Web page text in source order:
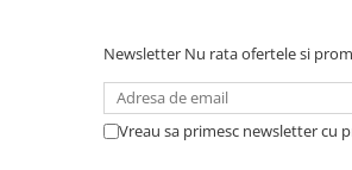
Accesorii butuci
Newsletter Nu rata ofertele si
Vreau sa primesc newsletter cu